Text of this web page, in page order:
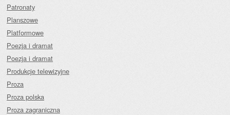
Patronaty
Planszowe
Platformowe
Poezja i dramat
Poezja i dramat
Produkcje telewizyjne
Proza
Proza polska
Proza zagraniczna